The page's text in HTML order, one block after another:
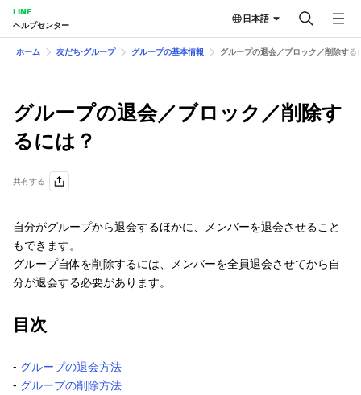
LINE
ヘルプセンター
日本語
ホーム 友だち⋅グループ グループの基本情報 グループの退会／ブロック／削除する
グループの退会／ブロック／削除す
るには？
共有する
自分がグループから退会するほかに、メンバーを退会させること
もできます。
グループ自体を削除するには、メンバーを全員退会させてから自
分が退会する必要があります。
目次
- グループの退会方法
- グループの削除方法